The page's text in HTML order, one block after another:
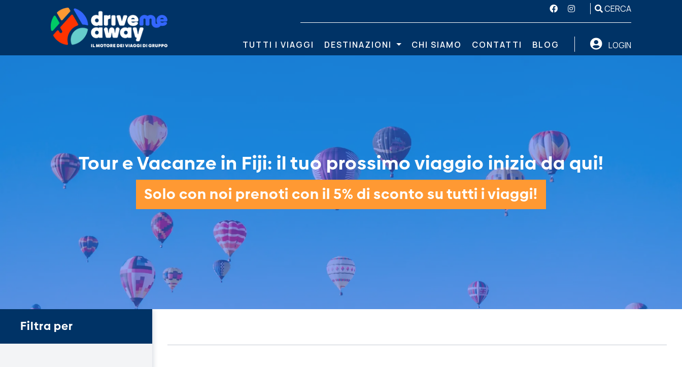
CERCA
TUTTI I VIAGGI DESTINAZIONI CHI SIAMO CONTATTI BLOG LOGIN
Tour e Vacanze in Fiji: il tuo prossimo viaggio inizia da qui!
Solo con noi prenoti con il 5% di sconto su tutti i viaggi!
Filtra per